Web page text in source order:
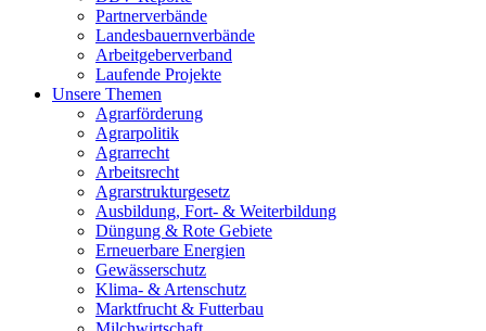
Partnerverbände
Landesbauernverbände
Arbeitgeberverband
Laufende Projekte
Unsere Themen
Agrarförderung
Agrarpolitik
Agrarrecht
Arbeitsrecht
Agrarstrukturgesetz
Ausbildung, Fort- & Weiterbildung
Düngung & Rote Gebiete
Erneuerbare Energien
Gewässerschutz
Klima- & Artenschutz
Marktfrucht & Futterbau